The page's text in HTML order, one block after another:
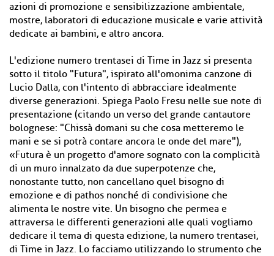
azioni di promozione e sensibilizzazione ambientale,
mostre, laboratori di educazione musicale e varie attività
dedicate ai bambini, e altro ancora.
L'edizione numero trentasei di Time in Jazz si presenta
sotto il titolo "Futura", ispirato all'omonima canzone di
Lucio Dalla, con l'intento di abbracciare idealmente
diverse generazioni. Spiega Paolo Fresu nelle sue note di
presentazione (citando un verso del grande cantautore
bolognese: "Chissà domani su che cosa metteremo le
mani e se si potrà contare ancora le onde del mare"),
«Futura è un progetto d'amore sognato con la complicità
di un muro innalzato da due superpotenze che,
nonostante tutto, non cancellano quel bisogno di
emozione e di pathos nonché di condivisione che
alimenta le nostre vite. Un bisogno che permea e
attraversa le differenti generazioni alle quali vogliamo
dedicare il tema di questa edizione, la numero trentasei,
di Time in Jazz. Lo facciamo utilizzando lo strumento che